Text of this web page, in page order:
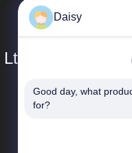
Liens
Daisy
Good day, what
for?